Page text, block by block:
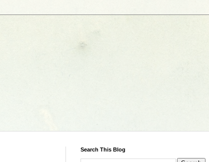
Search This Blog